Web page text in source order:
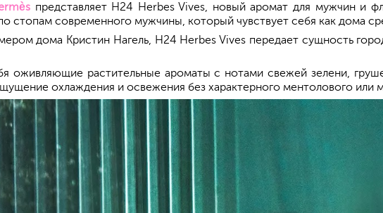
представляет H24 Herbes Vives, новый аромат для мужчин и
стопам современного мужчины, который чувствует себя как дома
дома Кристин Нагель, H24 Herbes Vives передает сущность
оживляющие растительные ароматы с нотами свежей зелени,
охлаждения и освежения без характерного ментолового или